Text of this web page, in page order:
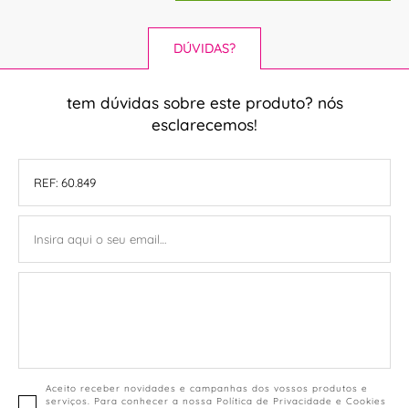
DÚVIDAS?
tem dúvidas sobre este produto? nós
esclarecemos!
Aceito receber novidades e campanhas dos vossos produtos e
serviços. Para conhecer a nossa Política de Privacidade e Cookies